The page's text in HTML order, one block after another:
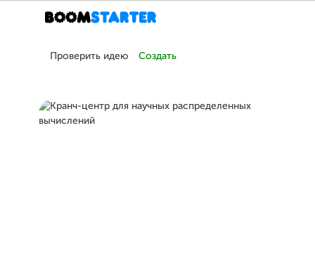
Проверить идею Создать